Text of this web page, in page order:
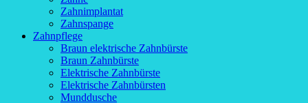
Zahnimplantat
Zahnspange
Zahnpflege
Braun elektrische Zahnbürste
Braun Zahnbürste
Elektrische Zahnbürste
Elektrische Zahnbürsten
Munddusche